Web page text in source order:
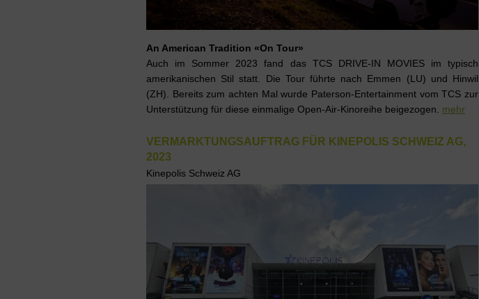
An American Tradition «On Tour»
Auch im Sommer 2023 fand das TCS DRIVE-IN MOVIES im typisch
amerikanischen Stil statt. Die Tour führte nach Emmen (LU) und Hinwil
(ZH). Bereits zum achten Mal wurde Paterson-Entertainment vom TCS zur
Unterstützung für diese einmalige Open-Air-Kinoreihe beigezogen. mehr
VERMARKTUNGSAUFTRAG FÜR KINEPOLIS SCHWEIZ AG,
2023
Kinepolis Schweiz AG